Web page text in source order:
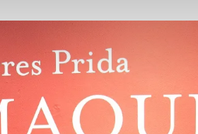
VESPERTINO